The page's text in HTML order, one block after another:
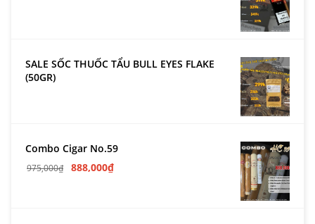
SALE SỐC THUỐC TẨU BULL EYES FLAKE
(50GR)
Combo Cigar No.59
975,000₫ 888,000₫